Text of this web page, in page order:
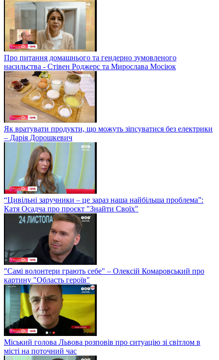
Про питання домашнього та гендерно зумовленого
насильства - Стівен Роджерс та Мирослава Мосіюк
Як вратувати продукти, що можуть зіпсуватися без електрики
– Дарія Дорошкевич
“Цивільні заручники – це зараз наша найбільша проблема”:
Катя Осадча про проєкт "Знайти Своїх"
"Самі волонтери грають себе" – Олексій Комаровський про
картину "Область героїв"
Міський голова Львова розповів про ситуацію зі світлом в
місті на поточний час